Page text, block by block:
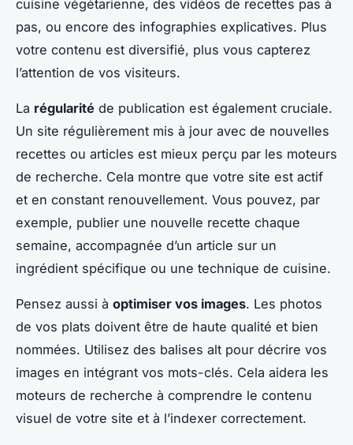
cuisine végétarienne, des vidéos de recettes pas à
pas, ou encore des infographies explicatives. Plus
votre contenu est diversifié, plus vous capterez
l’attention de vos visiteurs.
La régularité de publication est également cruciale.
Un site régulièrement mis à jour avec de nouvelles
recettes ou articles est mieux perçu par les moteurs
de recherche. Cela montre que votre site est actif
et en constant renouvellement. Vous pouvez, par
exemple, publier une nouvelle recette chaque
semaine, accompagnée d’un article sur un
ingrédient spécifique ou une technique de cuisine.
Pensez aussi à optimiser vos images. Les photos
de vos plats doivent être de haute qualité et bien
nommées. Utilisez des balises alt pour décrire vos
images en intégrant vos mots-clés. Cela aidera les
moteurs de recherche à comprendre le contenu
visuel de votre site et à l’indexer correctement.